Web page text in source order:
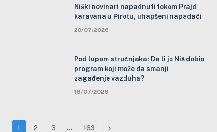
Niški novinari napadnuti tokom Prajd
karavana u Pirotu, uhapšeni napadači
20/07/2026
Pod lupom stručnjaka: Da li je Niš dobio
program koji može da smanji
zagađenje vazduha?
18/07/2026
1 2 3 … 163 Next